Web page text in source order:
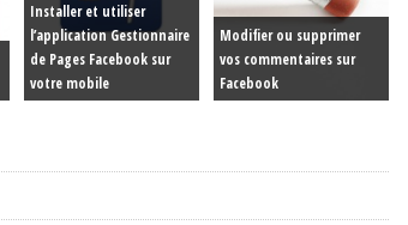
Installer et utiliser
l’application Gestionnaire
de Pages Facebook sur
votre mobile
Modifier ou supprimer
vos commentaires sur
Facebook